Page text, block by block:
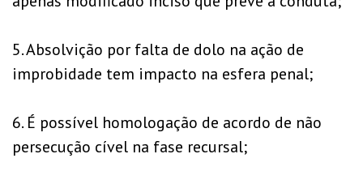
5. Absolvição por falta de dolo na ação de
improbidade tem impacto na esfera penal;
6. É possível homologação de acordo de não
persecução cível na fase recursal;